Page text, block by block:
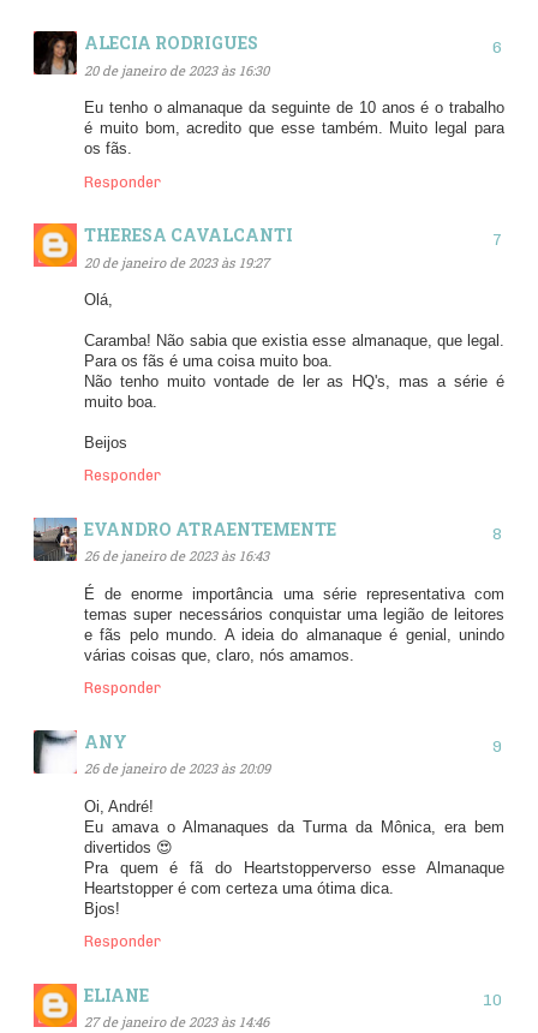
ALECIA RODRIGUES
20 de janeiro de 2023 às 16:30
Eu tenho o almanaque da seguinte de 10 anos é o trabalho
é muito bom, acredito que esse também. Muito legal para
os fãs.
Responder
THERESA CAVALCANTI
20 de janeiro de 2023 às 19:27
Olá,
Caramba! Não sabia que existia esse almanaque, que legal.
Para os fãs é uma coisa muito boa.
Não tenho muito vontade de ler as HQ's, mas a série é
muito boa.
Beijos
Responder
EVANDRO ATRAENTEMENTE
26 de janeiro de 2023 às 16:43
É de enorme importância uma série representativa com
temas super necessários conquistar uma legião de leitores
e fãs pelo mundo. A ideia do almanaque é genial, unindo
várias coisas que, claro, nós amamos.
Responder
ANY
26 de janeiro de 2023 às 20:09
Oi, André!
Eu amava o Almanaques da Turma da Mônica, era bem
divertidos 😍
Pra quem é fã do Heartstopperverso esse Almanaque
Heartstopper é com certeza uma ótima dica.
Bjos!
Responder
ELIANE
27 de janeiro de 2023 às 14:46